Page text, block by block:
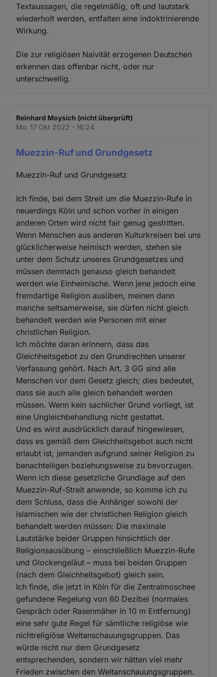
Textaussagen, die regelmäßig, oft und lautstark
wiederholt werden, entfalten eine indoktrinierende
Wirkung.
Die zur religiösen Naivität erzogenen Deutschen
erkennen das offenbar nicht, oder nur
unterschwellig.
Reinhard Moysich (nicht überprüft)
Mo. 17 Okt 2022 - 16:24
Muezzin-Ruf und Grundgesetz
Muezzin-Ruf und Grundgesetz
Ich finde, bei dem Streit um die Muezzin-Rufe in
neuerdings Köln und schon vorher in einigen
anderen Orten wird nicht fair genug gestritten.
Wenn Menschen aus anderen Kulturkreisen bei uns
glücklicherweise heimisch werden, stehen sie
unter dem Schutz unseres Grundgesetzes und
müssen demnach genauso gleich behandelt
werden wie Einheimische. Wenn jene jedoch eine
fremdartige Religion ausüben, meinen dann
manche seltsamerweise, sie dürfen nicht gleich
behandelt werden wie Personen mit einer
christlichen Religion.
Ich möchte daran erinnern, dass das
Gleichheitsgebot zu den Grundrechten unserer
Verfassung gehört. Nach Art. 3 GG sind alle
Menschen vor dem Gesetz gleich; dies bedeutet,
dass sie auch alle gleich behandelt werden
müssen. Wenn kein sachlicher Grund vorliegt, ist
eine Ungleichbehandlung nicht gestattet.
Und es wird ausdrücklich darauf hingewiesen,
dass es gemäß dem Gleichheitsgebot auch nicht
erlaubt ist, jemanden aufgrund seiner Religion zu
benachteiligen beziehungsweise zu bevorzugen.
Wenn ich diese gesetzliche Grundlage auf den
Muezzin-Ruf-Streit anwende, so komme ich zu
dem Schluss, dass die Anhänger sowohl der
islamischen wie der christlichen Religion gleich
behandelt werden müssen: Die maximale
Lautstärke beider Gruppen hinsichtlich der
Religionsausübung – einschließlich Muezzin-Rufe
und Glockengeläut – muss bei beiden Gruppen
(nach dem Gleichheitsgebot) gleich sein.
Ich finde, die jetzt in Köln für die Zentralmoschee
gefundene Regelung von 60 Dezibel (normales
Gespräch oder Rasenmäher in 10 m Entfernung)
eine sehr gute Regel für sämtliche religiöse wie
nichtreligiöse Weltanschauungsgruppen. Das
würde nicht nur dem Grundgesetz
entsprechenden, sondern wir hätten viel mehr
Frieden zwischen den Weltanschauungsgruppen.